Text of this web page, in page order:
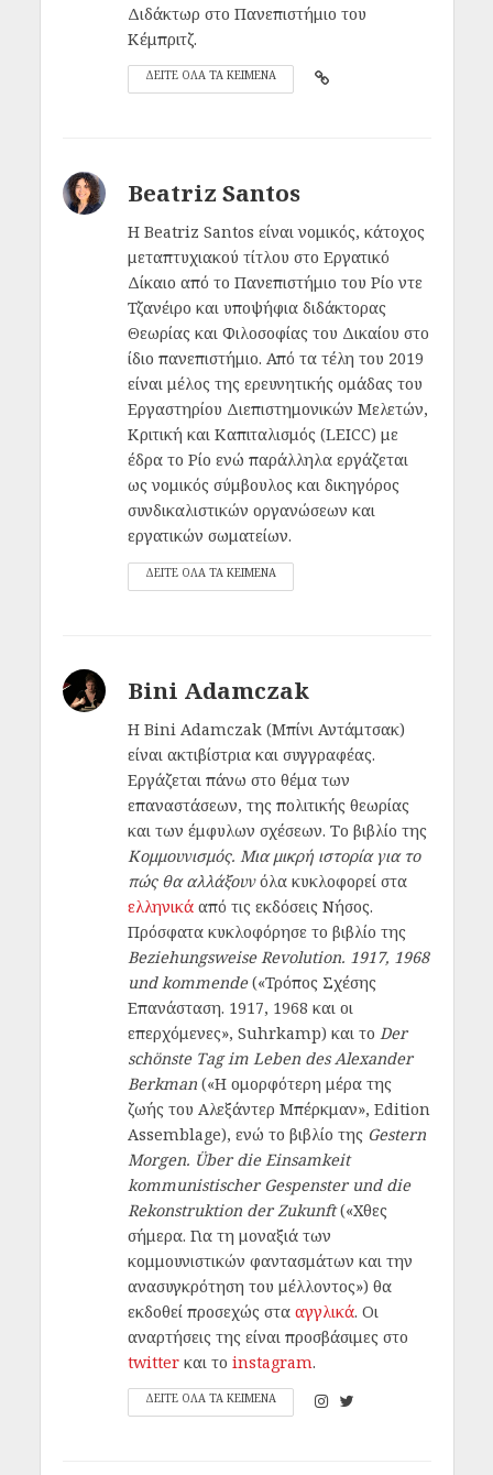
Διδάκτωρ στο Πανεπιστήμιο του
Κέμπριτζ.
ΔΕΙΤΕ ΟΛΑ ΤΑ ΚΕΙΜΕΝΑ
Beatriz Santos
H Beatriz Santos είναι νομικός, κάτοχος
μεταπτυχιακού τίτλου στο Εργατικό
Δίκαιο από το Πανεπιστήμιο του Ρίο ντε
Τζανέιρο και υποψήφια διδάκτορας
Θεωρίας και Φιλοσοφίας του Δικαίου στο
ίδιο πανεπιστήμιο. Από τα τέλη του 2019
είναι μέλος της ερευνητικής ομάδας του
Εργαστηρίου Διεπιστημονικών Μελετών,
Κριτική και Καπιταλισμός (LEICC) με
έδρα το Ρίο ενώ παράλληλα εργάζεται
ως νομικός σύμβουλος και δικηγόρος
συνδικαλιστικών οργανώσεων και
εργατικών σωματείων.
ΔΕΙΤΕ ΟΛΑ ΤΑ ΚΕΙΜΕΝΑ
Bini Adamczak
Η Bini Adamczak (Μπίνι Αντάμτσακ)
είναι ακτιβίστρια και συγγραφέας.
Εργάζεται πάνω στο θέμα των
επαναστάσεων, της πολιτικής θεωρίας
και των έμφυλων σχέσεων. Το βιβλίο της
Κομμουνισμός. Μια μικρή ιστορία για το
πώς θα αλλάξουνόλα κυκλοφορεί στα
ελληνικάαπό τις εκδόσεις Νήσος.
Πρόσφατα κυκλοφόρησε το βιβλίο της
Beziehungsweise Revolution. 1917, 1968
und kommende(«Τρόπος Σχέσης
Επανάσταση. 1917, 1968 και οι
επερχόμενες», Suhrkamp) και το Der
schönste Tag im Leben des Alexander
Berkman(«Η ομορφότερη μέρα της
ζωής του Αλεξάντερ Μπέρκμαν», Edition
Assemblage), ενώ το βιβλίο της Gestern
Morgen. Über die Einsamkeit
kommunistischer Gespenster und die
Rekonstruktion der Zukunft(«Χθες
σήμερα. Για τη μοναξιά των
κομμουνιστικών φαντασμάτων και την
ανασυγκρότηση του μέλλοντος») θα
εκδοθεί προσεχώς στα αγγλικά. Οι
αναρτήσεις της είναι προσβάσιμες στο
twitterκαι το instagram.
ΔΕΙΤΕ ΟΛΑ ΤΑ ΚΕΙΜΕΝΑ